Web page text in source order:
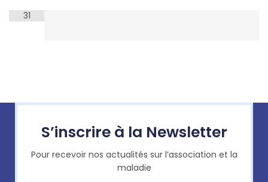
31
S’inscrire à la Newsletter
Pour recevoir nos actualités sur l’association et la
maladie